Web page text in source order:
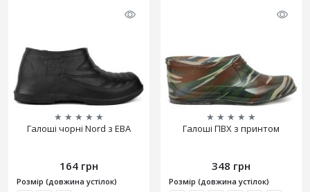
★ ★ ★ ★ ★
Галоші чорні Nord з ЕВА
164 грн
Розмір (довжина устілок)
★ ★ ★ ★ ★
Галоші ПВХ з принтом
348 грн
Розмір (довжина устілок)